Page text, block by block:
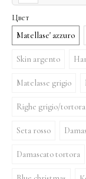
Цвет
Matellase' azzuro
Skin argento
Matelasse grigio
Righe grigio/tortora
Seta rosso
Damascato tortora